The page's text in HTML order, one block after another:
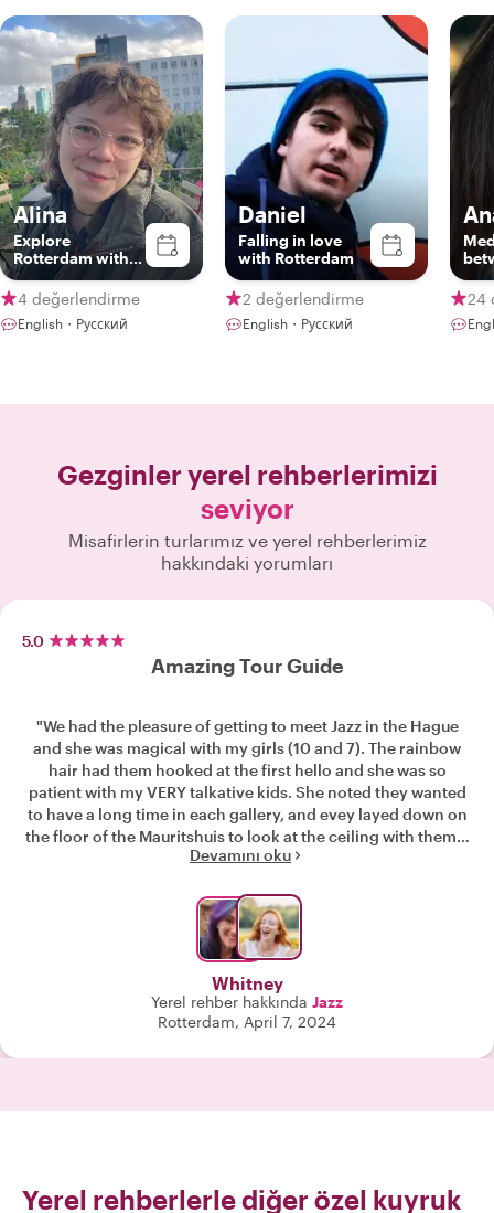
Alina
Explore
Rotterdam with
me!
4 değerlendirme
English・Русский
Daniel
Falling in love
with Rotterdam
2 değerlendirme
English・Русский
24
Gezginler yerel rehberlerimizi
seviyor
Misafirlerin turlarımız ve yerel rehberlerimiz
hakkındaki yorumları
5.0
Amazing Tour Guide
"We had the pleasure of getting to meet Jazz in the Hague
and she was magical with my girls (10 and 7). The rainbow
hair had them hooked at the first hello and she was so
patient with my VERY talkative kids. She noted they wanted
to have a long time in each gallery, and evey layed down on
the floor of the Mauritshuis to look at the ceiling with them. I
hope that we have made a lifelong friend from this trip! "
Devamını oku
Whitney
Yerel rehber hakkında Jazz
Rotterdam, April 7, 2024
Yerel rehberlerle diğer özel kuyruk